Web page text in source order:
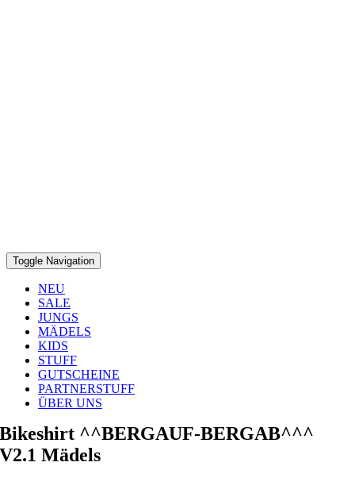
Toggle Navigation
NEU
SALE
JUNGS
MÄDELS
KIDS
STUFF
GUTSCHEINE
PARTNERSTUFF
ÜBER UNS
Bikeshirt ^^BERGAUF-BERGAB^^^
V2.1 Mädels